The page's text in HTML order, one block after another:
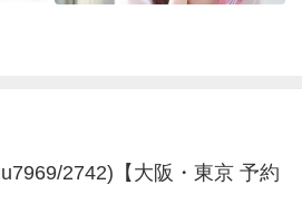
2742)【大阪・東京 予約